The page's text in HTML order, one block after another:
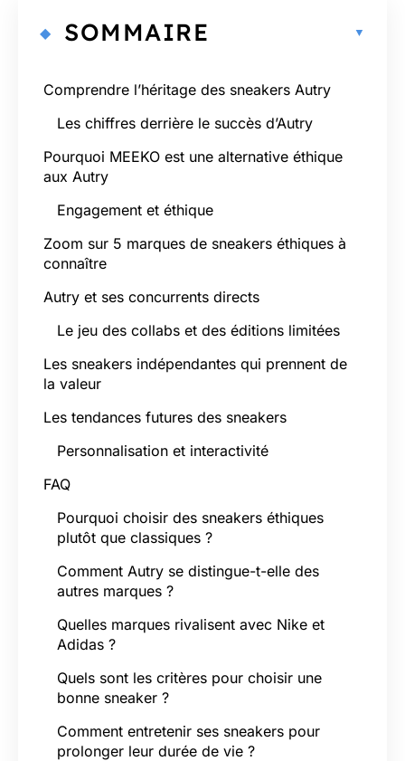
SOMMAIRE
Comprendre l’héritage des sneakers Autry
Les chiffres derrière le succès d’Autry
Pourquoi MEEKO est une alternative éthique
aux Autry
Engagement et éthique
Zoom sur 5 marques de sneakers éthiques à
connaître
Autry et ses concurrents directs
Le jeu des collabs et des éditions limitées
Les sneakers indépendantes qui prennent de
la valeur
Les tendances futures des sneakers
Personnalisation et interactivité
FAQ
Pourquoi choisir des sneakers éthiques
plutôt que classiques ?
Comment Autry se distingue-t-elle des
autres marques ?
Quelles marques rivalisent avec Nike et
Adidas ?
Quels sont les critères pour choisir une
bonne sneaker ?
Comment entretenir ses sneakers pour
prolonger leur durée de vie ?